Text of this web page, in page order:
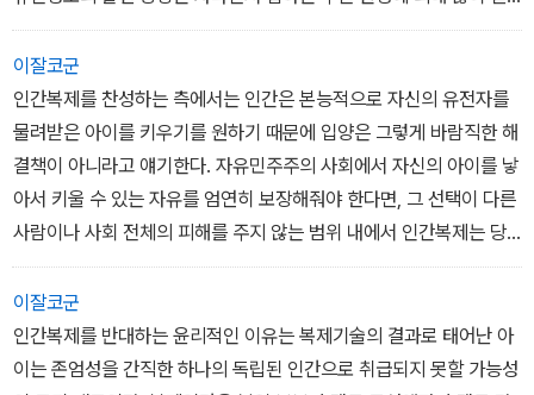
가족이나 형제를 찾아야 하는 것과 마찬가지다.
그러나 인간 배아 복제를 사용하면 이런 문제가 간단히 해결된다. 치
료할 환자의 체세포로 복제 배아를 만들면 원본인 환자와 똑같은 유
전정보를 갖고 있다. 따라서 여기서 추출한 배아 줄기세포를 사용하
면 그 환자를 치료할 때 가장 큰 효과를 볼 수 있다. 하지만 인간 배아
복제 역시 윤리적인 문제로부터 자유롭지 않다. -40-41쪽
정된다고 한다.
복제인간이 일란성 쌍둥이처럼 유전정보가 똑같다고 하더라도, 복제
인간과 원본인 인간과의 차이는 일란성 쌍둥이보다 당연히 더 클 수
밖에 없다. 일란성 쌍둥이와 달리 복제인간은 몇 살이든 나이가 든 사
람을 복제한 것이므로 나이 차이가 있기 때문이다. 나이 차이는 복제
인간을 일란성 쌍둥이보다 더욱 다른 환경에서 자라게 한다. -54쪽
이잘코군
인간복제를 찬성하는 측에서는 인간은 본능적으로 자신의 유전자를
물려받은 아이를 키우기를 원하기 때문에 입양은 그렇게 바람직한 해
결책이 아니라고 얘기한다. 자유민주주의 사회에서 자신의 아이를 낳
아서 키울 수 있는 자유를 엄연히 보장해줘야 한다면, 그 선택이 다른
사람이나 사회 전체의 피해를 주지 않는 범위 내에서 인간복제는 당
연히 허용돼야 한다는 것이 그들의 주장이다. -63쪽
이잘코군
인간복제를 반대하는 윤리적인 이유는 복제기술의 결과로 태어난 아
이는 존엄성을 간직한 하나의 독립된 인간으로 취급되지 못할 가능성